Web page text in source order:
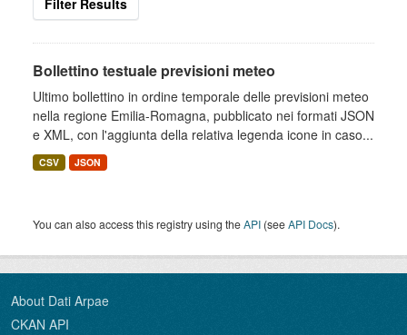
Filter Results
Bollettino testuale previsioni meteo
Ultimo bollettino in ordine temporale delle previsioni meteo
nella regione Emilia-Romagna, pubblicato nei formati JSON
e XML, con l'aggiunta della relativa legenda icone in caso...
CSV JSON
You can also access this registry using theAPI (seeAPI Docs).
About Dati Arpae
CKAN API